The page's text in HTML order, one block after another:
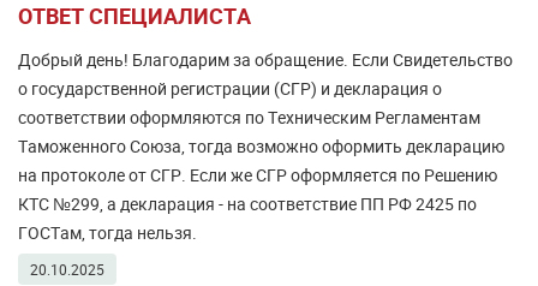
ОТВЕТ СПЕЦИАЛИСТА
Добрый день! Благодарим за обращение. Если Свидетельство
о государственной регистрации (СГР) и декларация о
соответствии оформляются по Техническим Регламентам
Таможенного Союза, тогда возможно оформить декларацию
на протоколе от СГР. Если же СГР оформляется по Решению
КТС №299, а декларация - на соответствие ПП РФ 2425 по
ГОСТам, тогда нельзя.
20.10.2025